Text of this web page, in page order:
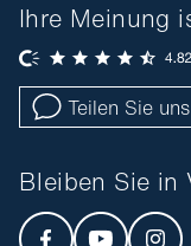
Ihre Meinung
Teilen Sie
Bleiben Sie in